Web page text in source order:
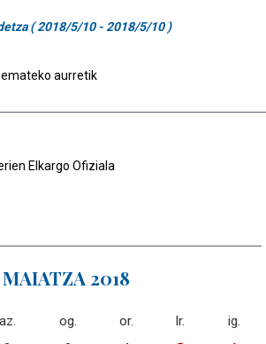
( 2018/5/10 - 2018/5/10 )
aurretik
Elkargo Ofiziala
MAIATZA 2018
az. og. or. lr. ig.